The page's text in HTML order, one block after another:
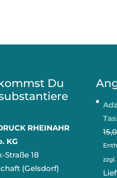
Du
RHEINAHR
KG
Straße 18
(Gelsdorf)
zzgl.